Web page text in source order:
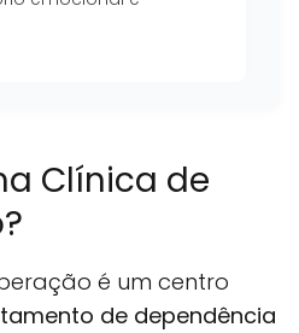
Clínica de
é um centro
de dependência